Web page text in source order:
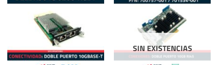
SIN EXISTENCIAS